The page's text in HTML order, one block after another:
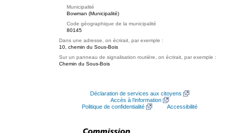
Municipalité
Bowman (Municipalité)
Code géographique de la municipalité
80145
Dans une adresse, on écrirait, par exemple :
10, chemin du Sous-Bois
Sur un panneau de signalisation routière, on écrirait, par exemple :
Chemin du Sous-Bois
Déclaration de services aux citoyens
Accès à l’information
Politique de confidentialité
Accessibilité